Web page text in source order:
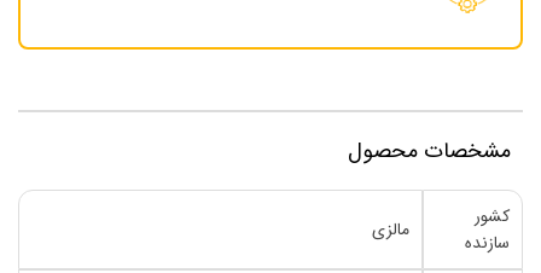
مشخصات محصول
کشور
سازنده
مالزی